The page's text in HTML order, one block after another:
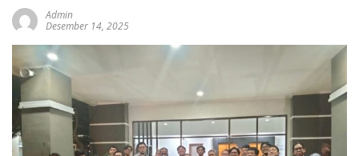
Admin
Desember 14, 2025